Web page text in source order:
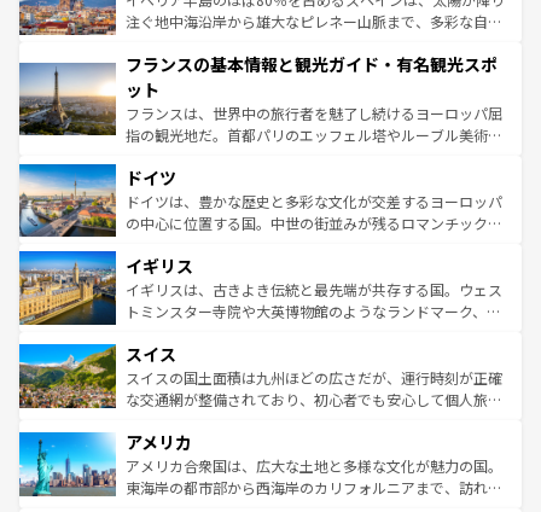
ピザやパスタなど、絶品のイタリア料理を堪能することも
ませてくれるイタリアで、忘れられない旅をしてみよう！
なお、新着のイタリア情報は
しい。
注ぐ地中海沿岸から雄大なピレネー山脈まで、多彩な自然
文化が根付くこの国では、情熱的なフラメンコ、熱気あふ
れる闘牛、そして美味しいタパスが生活の一部となってい
る。首都マドリードの洗練された雰囲気や、バルセロナの
アートに溢れた街角から、地方では古代ローマ遺跡や中世
せる。地方によって風土や気候が異なるスペインはその個
性で訪れる人を魅了する。 なお、新着のスペイン情報は コ
ンテンツ一覧を参照してほしい。
フランスの基本情報と観光ガイド・有名観光スポ
ット
フランスは、世界中の旅行者を魅了し続けるヨーロッパ屈
指の観光地だ。首都パリのエッフェル塔やルーブル美術館
で、幅広い魅力が詰まっている。華麗な宮殿、歴史的な大
聖堂、美しいビーチ、そして豊かな自然が、訪れる者を心
から魅了する。また、フランスは美食の国としても知ら
いる。シャンパンの発祥地であるランス、プロヴァンスの
香り高いラベンダー畑など、多彩な楽しみ方が可能だ。さ
らに、パリ以外の地域にも魅力が溢れており、どの街角に
れる地方に足を運ぶとそれぞれで全く異なる文化を体験で
きるだろう。 なお、新着のフランス情報はコンテンツ一覧
を参照してほしい。
ドイツ
ドイツは、豊かな歴史と多彩な文化が交差するヨーロッパ
の中心に位置する国。中世の街並みが残るロマンチック街
顔を持つこの国は、どこを歩いても飽きることがない。ベ
ルリンの文化的活気、バイエルン州のアルプスの絶景、そ
してライン川沿いのワイン畑といった風景は必見。ビール
は、お酒好きな人にはぜひ体験してほしい。 なお、新着の
ドイツ情報はコンテンツ一覧を参照してほしい。
イギリス
イギリスは、古きよき伝統と最先端が共存する国。ウェス
トミンスター寺院や大英博物館のようなランドマーク、歴
リアごとに異なる魅力がある。また、優雅なアフタヌーン
ティー、ビール好きにはたまらない英国パブ、サッカー観
戦など、本場だからこそできる体験も豊富。イギリスを旅
ンツ一覧を参照してほしい。
スイス
スイスの国土面積は九州ほどの広さだが、運行時刻が正確
な交通網が整備されており、初心者でも安心して個人旅行
の建物がそのまま残る町や、スイスならではのユニークな
博物館もあり、アルプス観光だけでなく町歩きも満喫する
ことができる。国民の所得が高いため物価も高いが、旅行
アメリカ
アメリカ合衆国は、広大な土地と多様な文化が魅力の国。
東海岸の都市部から西海岸のカリフォルニアまで、訪れる